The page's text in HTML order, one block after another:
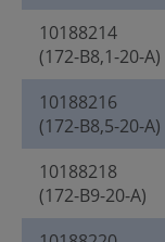
10188214
(172-B8,1-20-A)
10188216
(172-B8,5-20-A)
10188218
(172-B9-20-A)